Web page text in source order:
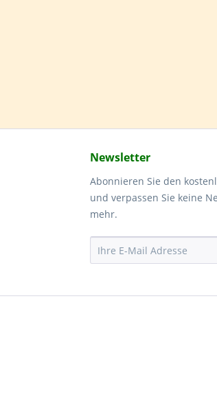
Newsletter
Abonnieren Sie den
und verpassen Sie keine
mehr.